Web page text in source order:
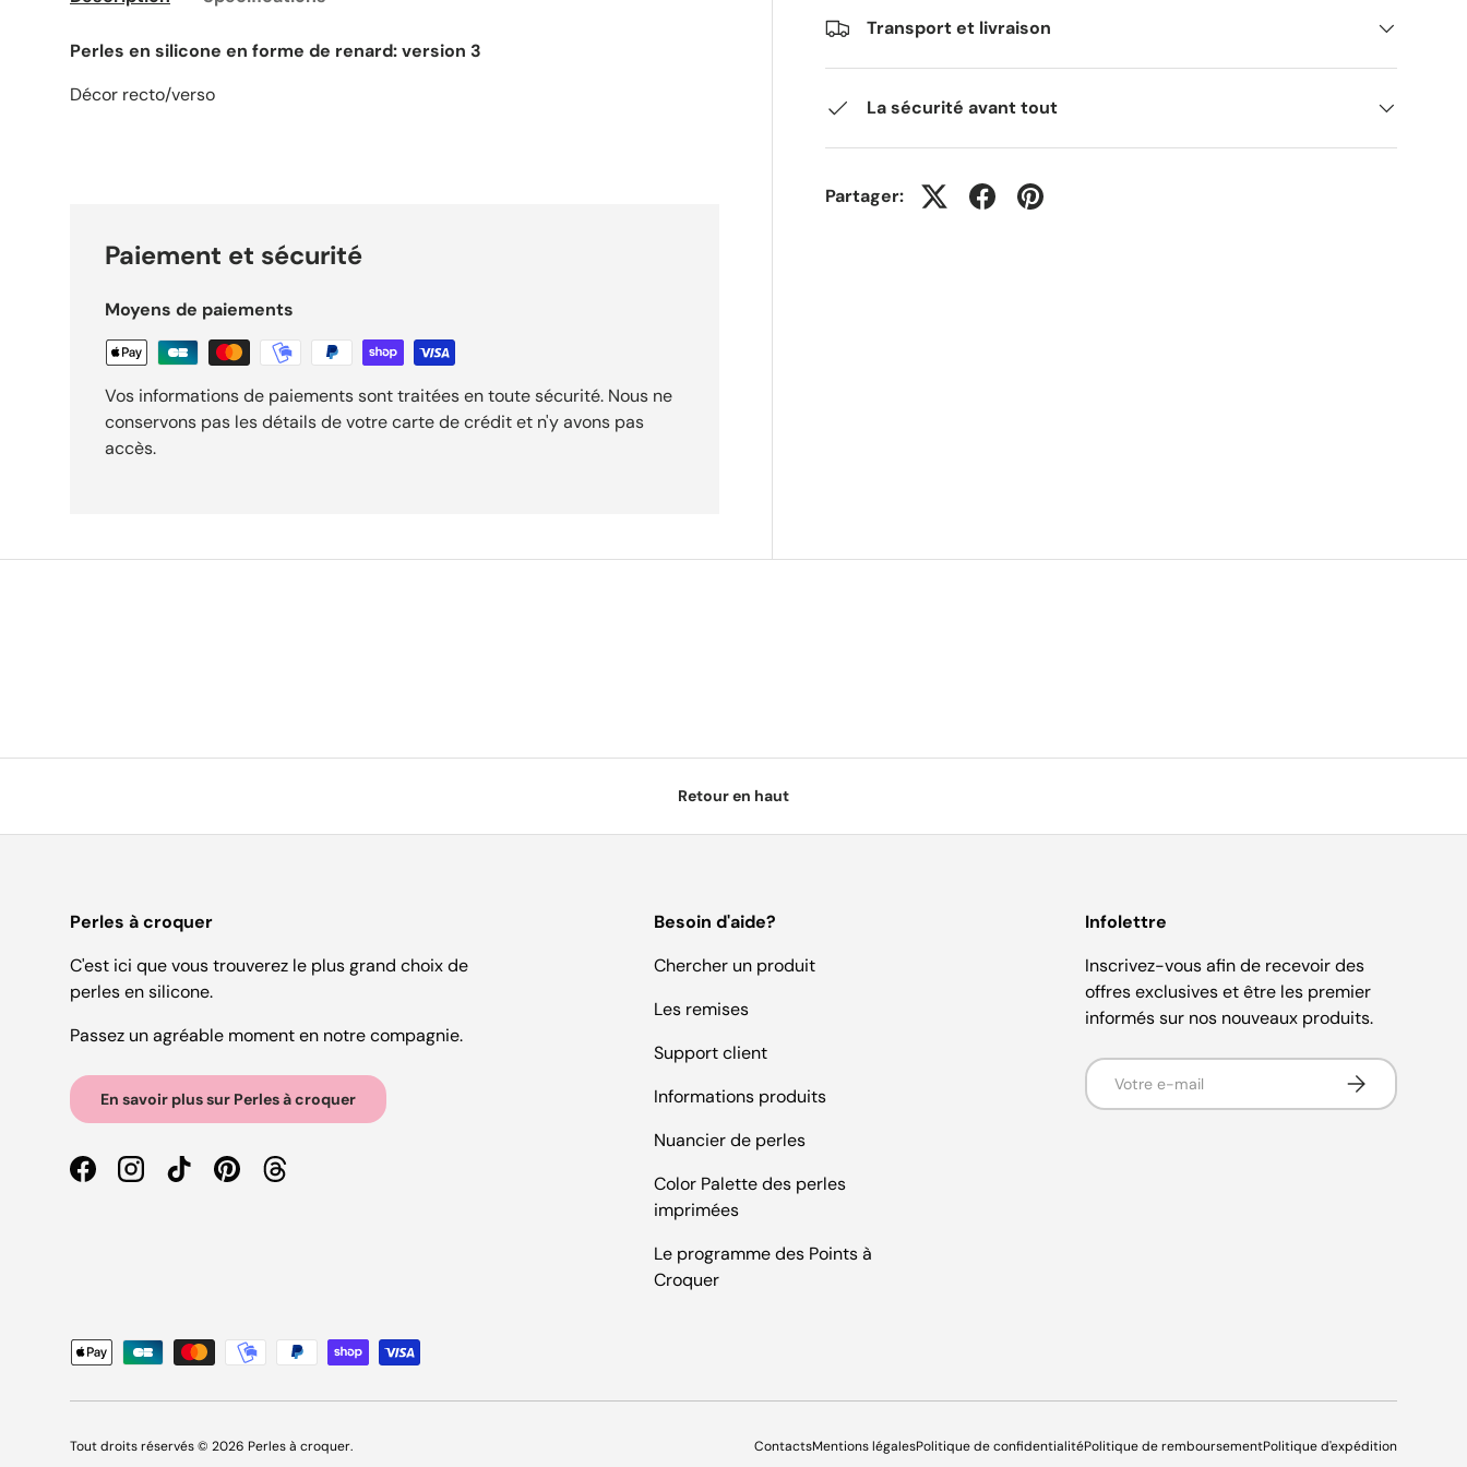
Transport et livraison
La sécurité avant tout
Partager:
Perles en silicone en forme de renard: version 3
Décor recto/verso
Paiement et sécurité
Moyens de paiements
Vos informations de paiements sont traitées en toute sécurité. Nous ne
conservons pas les détails de votre carte de crédit et n'y avons pas
accès.
Retour en haut
Perles à croquer
C'est ici que vous trouverez le plus grand choix de
perles en silicone.
Passez un agréable moment en notre compagnie.
En savoir plus sur Perles à croquer
FacebookInstagramTikTokPinterestThreads
Besoin d'aide?
Chercher un produit
Les remises
Support client
Informations produits
Nuancier de perles
Color Palette des perles
imprimées
Le programme des Points à
Croquer
Infolettre
Inscrivez-vous afin de recevoir des
offres exclusives et être les premier
informés sur nos nouveaux produits.
E-mail S’inscrire
Moyens de paiement acceptés
Tout droits réservés © 2026 Perles à croquer. ContactsMentions légalesPolitique de confidentialitéPolitique de remboursementPolitique d'expédition